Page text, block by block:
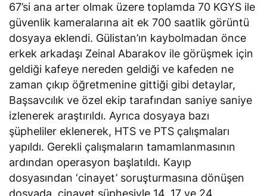
67’si ana arter olmak üzere toplamda 70 KGYS ile
güvenlik kameralarına ait ek 700 saatlik görüntü
dosyaya eklendi. Gülistan’ın kaybolmadan önce
erkek arkadaşı Zeinal Abarakov ile görüşmek için
geldiği kafeye nereden geldiği ve kafeden ne
zaman çıkıp öğretmenine gittiği gibi detaylar,
Başsavcılık ve özel ekip tarafından saniye saniye
izlenerek araştırıldı. Ayrıca dosyaya bazı
şüpheliler eklenerek, HTS ve PTS çalışmaları
yapıldı. Gerekli çalışmaların tamamlanmasının
ardından operasyon başlatıldı. Kayıp
dosyasından ‘cinayet’ soruşturmasına dönüşen
dosyada, cinayet şüphesiyle 14, 17 ve 24